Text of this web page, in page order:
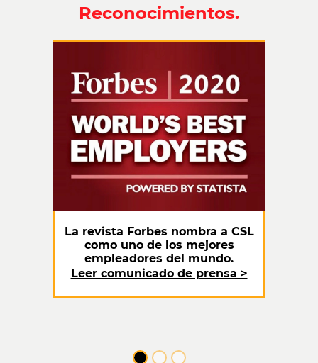
Reconocimientos.
La revista Forbes nombra a CSL
como uno de los mejores
empleadores del mundo.
Leer comunicado de prensa >